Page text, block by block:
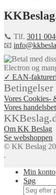
📞 Tlf. 3011
📧
✓ EAN-
Betingelser
Vores Cookies-
Vores
Om KK Beslag
Se webshoppen
© KK Beslag
.
Min konto
Søg
Products